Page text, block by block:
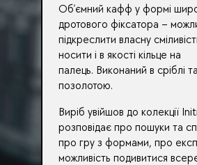
Обʼємний кафф у формі
дротового фіксатора –
підкреслити власну
носити і в якості кільце на
палець. Виконаний в сріблі
позолотою.
Виріб увійшов до колекції
розповідає про пошуки та
про гру з формами, про
можливість подивитися